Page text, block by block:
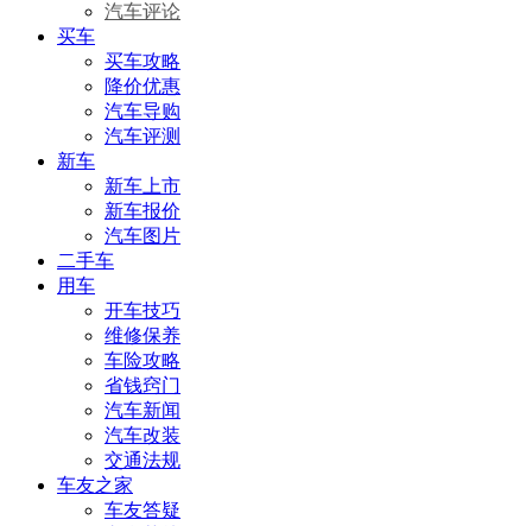
汽车评论
买车
买车攻略
降价优惠
汽车导购
汽车评测
新车
新车上市
新车报价
汽车图片
二手车
用车
开车技巧
维修保养
车险攻略
省钱窍门
汽车新闻
汽车改装
交通法规
车友之家
车友答疑